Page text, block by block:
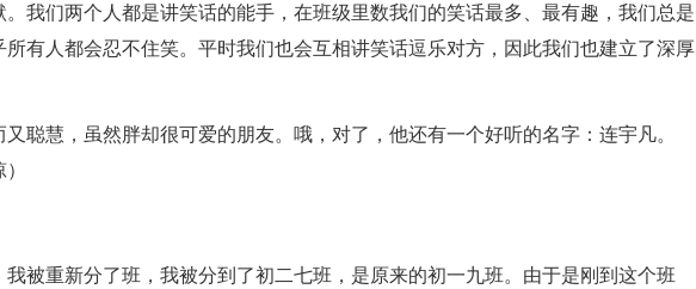
。我们两个人都是讲笑话的能手，在班级里数我们的笑话最多、最有趣，我们总是
有人都会忍不住笑。平时我们也会互相讲笑话逗乐对方，因此我们也建立了深厚
聪慧，虽然胖却很可爱的朋友。哦，对了，他还有一个好听的名字：连宇凡。
我被重新分了班，我被分到了初二七班，是原来的初一九班。由于是刚到这个班